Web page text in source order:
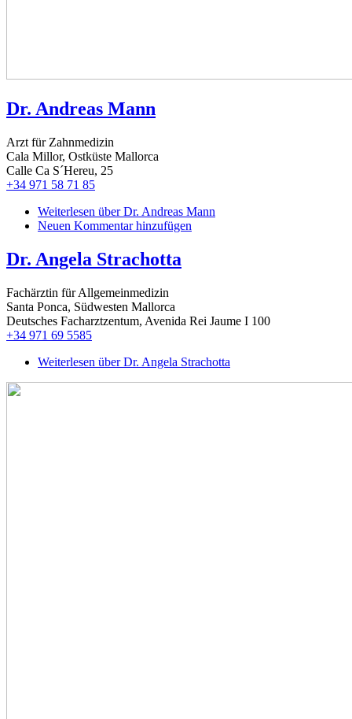
Dr. Andreas Mann
Arzt für Zahnmedizin
Cala Millor, Ostküste Mallorca
Calle Ca S´Hereu, 25
+34 971 58 71 85
Weiterlesen über Dr. Andreas Mann
Neuen Kommentar hinzufügen
Dr. Angela Strachotta
Fachärztin für Allgemeinmedizin
Santa Ponca, Südwesten Mallorca
Deutsches Facharztzentum, Avenida Rei Jaume I 100
+34 971 69 5585
Weiterlesen über Dr. Angela Strachotta